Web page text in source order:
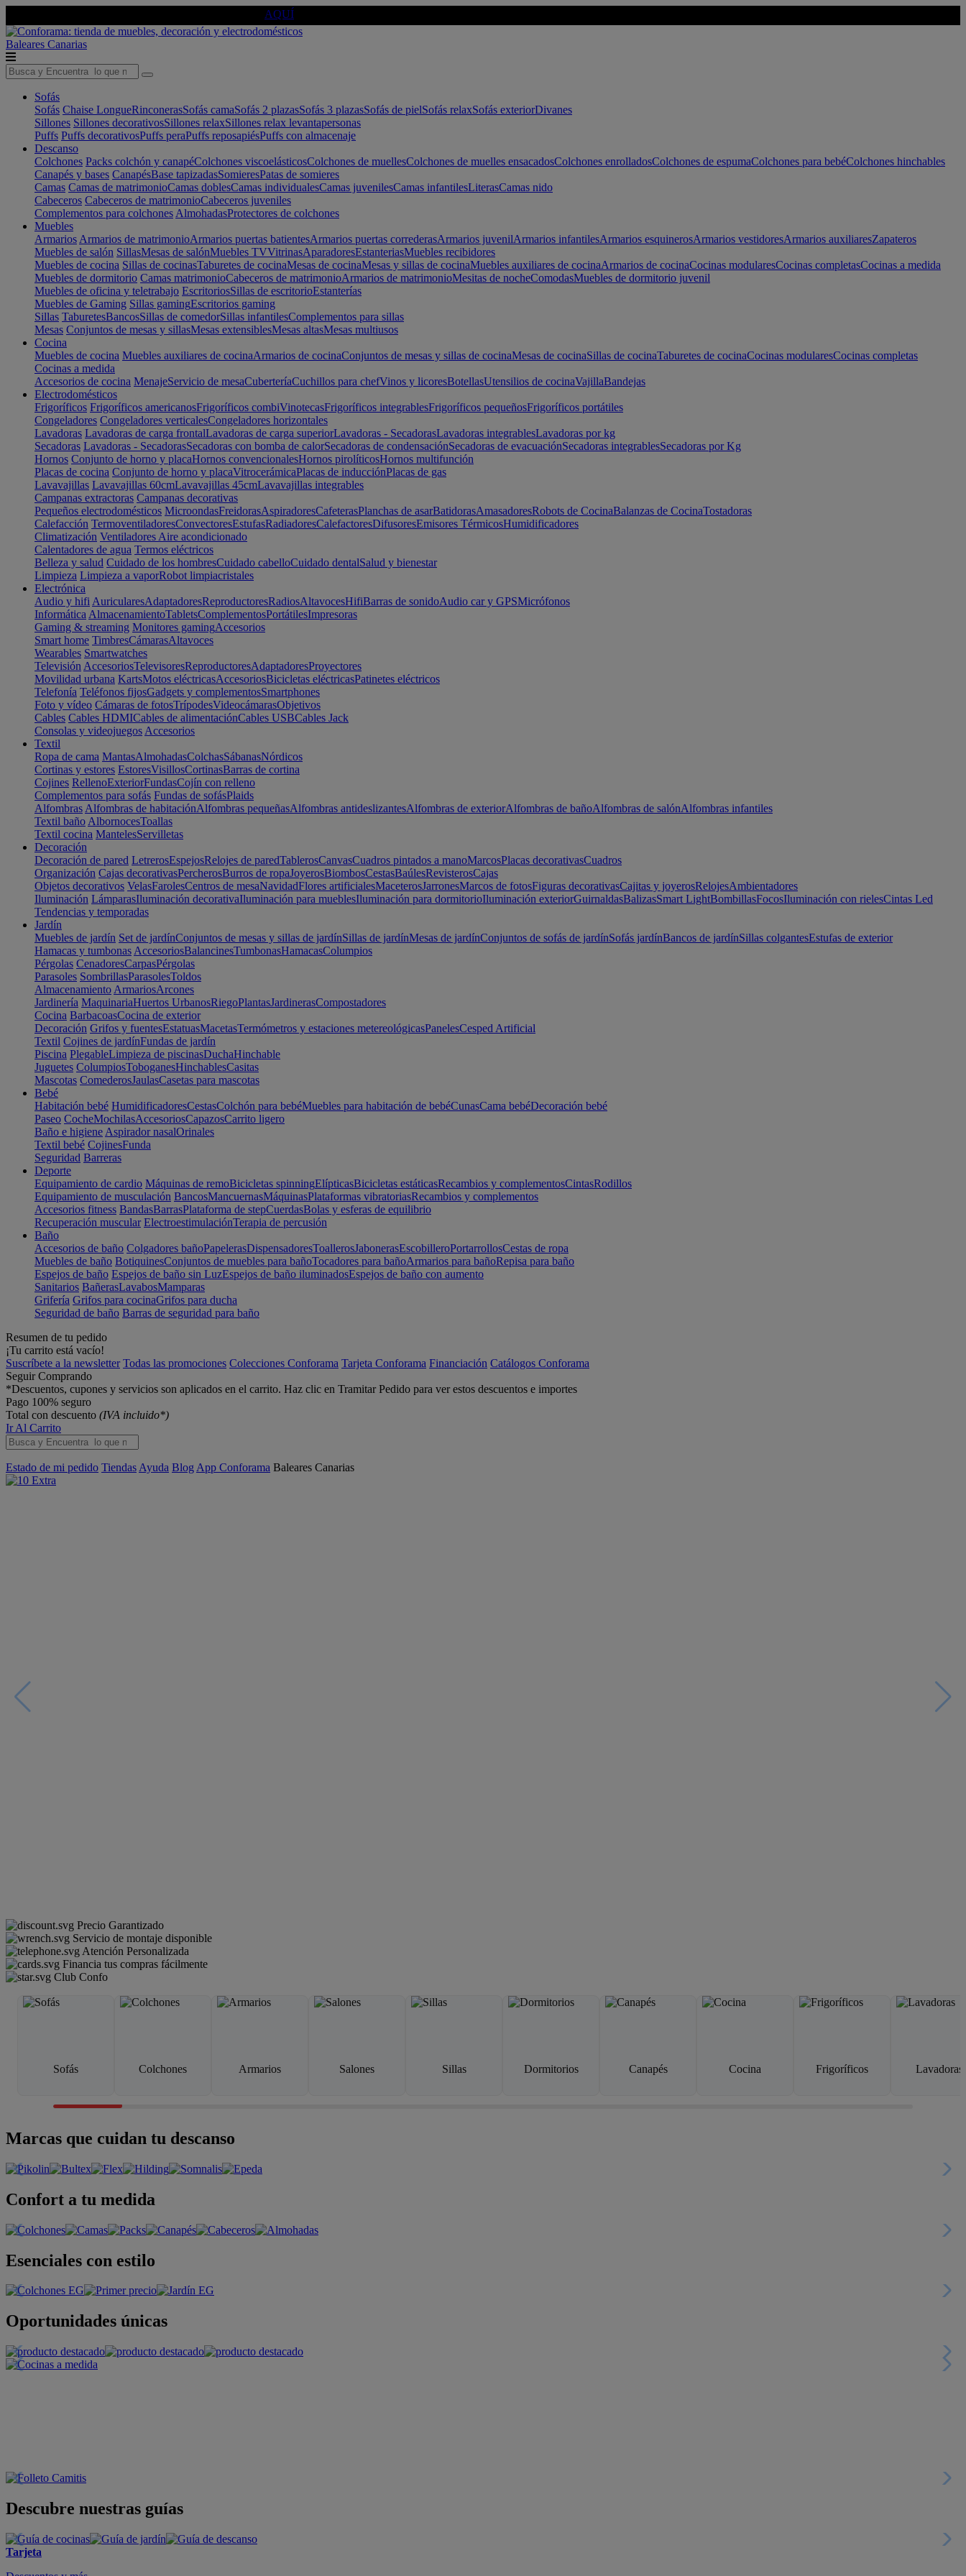
AQUÍ
Baleares Canarias
Sofás
Sofás Chaise LongueRinconerasSofás camaSofás 2 plazasSofás 3 plazasSofás de pielSofás relaxSofás exteriorDivanes
Sillones Sillones decorativosSillones relaxSillones relax levantapersonas
Puffs Puffs decorativosPuffs peraPuffs reposapiésPuffs con almacenaje
Descanso
Colchones Packs colchón y canapéColchones viscoelásticosColchones de muellesColchones de muelles ensacadosColchones enrolladosColchones de espumaColchones para bebéColchones hinchables
Canapés y bases CanapésBase tapizadasSomieresPatas de somieres
Camas Camas de matrimonioCamas doblesCamas individualesCamas juvenilesCamas infantilesLiterasCamas nido
Cabeceros Cabeceros de matrimonioCabeceros juveniles
Complementos para colchones AlmohadasProtectores de colchones
Muebles
Armarios Armarios de matrimonioArmarios puertas batientesArmarios puertas correderasArmarios juvenilArmarios infantilesArmarios esquinerosArmarios vestidoresArmarios auxiliaresZapateros
Muebles de salón SillasMesas de salónMuebles TVVitrinasAparadoresEstanteriasMuebles recibidores
Muebles de cocina Sillas de cocinasTaburetes de cocinaMesas de cocinaMesas y sillas de cocinaMuebles auxiliares de cocinaArmarios de cocinaCocinas modularesCocinas completasCocinas a medida
Muebles de dormitorio Camas matrimonioCabeceros de matrimonioArmarios de matrimonioMesitas de nocheComodasMuebles de dormitorio juvenil
Muebles de oficina y teletrabajo EscritoriosSillas de escritorioEstanterías
Muebles de Gaming Sillas gamingEscritorios gaming
Sillas TaburetesBancosSillas de comedorSillas infantilesComplementos para sillas
Mesas Conjuntos de mesas y sillasMesas extensiblesMesas altasMesas multiusos
Cocina
Muebles de cocina Muebles auxiliares de cocinaArmarios de cocinaConjuntos de mesas y sillas de cocinaMesas de cocinaSillas de cocinaTaburetes de cocinaCocinas modularesCocinas completas
Cocinas a medida
Accesorios de cocina MenajeServicio de mesaCuberteríaCuchillos para chefVinos y licoresBotellasUtensilios de cocinaVajillaBandejas
Electrodomésticos
Frigoríficos Frigoríficos americanosFrigoríficos combiVinotecasFrigoríficos integrablesFrigoríficos pequeñosFrigoríficos portátiles
Congeladores Congeladores verticalesCongeladores horizontales
Lavadoras Lavadoras de carga frontalLavadoras de carga superiorLavadoras - SecadorasLavadoras integrablesLavadoras por kg
Secadoras Lavadoras - SecadorasSecadoras con bomba de calorSecadoras de condensaciónSecadoras de evacuaciónSecadoras integrablesSecadoras por Kg
Hornos Conjunto de horno y placaHornos convencionalesHornos pirolíticosHornos multifunción
Placas de cocina Conjunto de horno y placaVitrocerámicaPlacas de inducciónPlacas de gas
Lavavajillas Lavavajillas 60cmLavavajillas 45cmLavavajillas integrables
Campanas extractoras Campanas decorativas
Pequeños electrodomésticos MicroondasFreidorasAspiradoresCafeterasPlanchas de asarBatidorasAmasadoresRobots de CocinaBalanzas de CocinaTostadoras
Calefacción TermoventiladoresConvectoresEstufasRadiadoresCalefactoresDifusoresEmisores TérmicosHumidificadores
Climatización Ventiladores Aire acondicionado
Calentadores de agua Termos eléctricos
Belleza y salud Cuidado de los hombresCuidado cabelloCuidado dentalSalud y bienestar
Limpieza Limpieza a vaporRobot limpiacristales
Electrónica
Audio y hifi AuricularesAdaptadoresReproductoresRadiosAltavocesHifiBarras de sonidoAudio car y GPSMicrófonos
Informática AlmacenamientoTabletsComplementosPortátilesImpresoras
Gaming & streaming Monitores gamingAccesorios
Smart home TimbresCámarasAltavoces
Wearables Smartwatches
Televisión AccesoriosTelevisoresReproductoresAdaptadoresProyectores
Movilidad urbana KartsMotos eléctricasAccesoriosBicicletas eléctricasPatinetes eléctricos
Telefonía Teléfonos fijosGadgets y complementosSmartphones
Foto y vídeo Cámaras de fotosTrípodesVideocámarasObjetivos
Cables Cables HDMICables de alimentaciónCables USBCables Jack
Consolas y videojuegos Accesorios
Textil
Ropa de cama MantasAlmohadasColchasSábanasNórdicos
Cortinas y estores EstoresVisillosCortinasBarras de cortina
Cojines RellenoExteriorFundasCojín con relleno
Complementos para sofás Fundas de sofásPlaids
Alfombras Alfombras de habitaciónAlfombras pequeñasAlfombras antideslizantesAlfombras de exteriorAlfombras de bañoAlfombras de salónAlfombras infantiles
Textil baño AlbornocesToallas
Textil cocina MantelesServilletas
Decoración
Decoración de pared LetrerosEspejosRelojes de paredTablerosCanvasCuadros pintados a manoMarcosPlacas decorativasCuadros
Organización Cajas decorativasPercherosBurros de ropaJoyerosBiombosCestasBaúlesRevisterosCajas
Objetos decorativos VelasFarolesCentros de mesaNavidadFlores artificialesMaceterosJarronesMarcos de fotosFiguras decorativasCajitas y joyerosRelojesAmbientadores
Iluminación LámparasIluminación decorativaIluminación para mueblesIluminación para dormitorioIluminación exteriorGuirnaldasBalizasSmart LightBombillasFocosIluminación con rielesCintas Led
Tendencias y temporadas
Jardín
Muebles de jardín Set de jardínConjuntos de mesas y sillas de jardínSillas de jardínMesas de jardínConjuntos de sofás de jardínSofás jardínBancos de jardínSillas colgantesEstufas de exterior
Hamacas y tumbonas AccesoriosBalancinesTumbonasHamacasColumpios
Pérgolas CenadoresCarpasPérgolas
Parasoles SombrillasParasolesToldos
Almacenamiento ArmariosArcones
Jardinería MaquinariaHuertos UrbanosRiegoPlantasJardinerasCompostadores
Cocina BarbacoasCocina de exterior
Decoración Grifos y fuentesEstatuasMacetasTermómetros y estaciones metereológicasPanelesCesped Artificial
Textil Cojines de jardínFundas de jardín
Piscina PlegableLimpieza de piscinasDuchaHinchable
Juguetes ColumpiosToboganesHinchablesCasitas
Mascotas ComederosJaulasCasetas para mascotas
Bebé
Habitación bebé HumidificadoresCestasColchón para bebéMuebles para habitación de bebéCunasCama bebéDecoración bebé
Paseo CocheMochilasAccesoriosCapazosCarrito ligero
Baño e higiene Aspirador nasalOrinales
Textil bebé CojinesFunda
Seguridad Barreras
Deporte
Equipamiento de cardio Máquinas de remoBicicletas spinningElípticasBicicletas estáticasRecambios y complementosCintasRodillos
Equipamiento de musculación BancosMancuernasMáquinasPlataformas vibratoriasRecambios y complementos
Accesorios fitness BandasBarrasPlataforma de stepCuerdasBolas y esferas de equilibrio
Recuperación muscular ElectroestimulaciónTerapia de percusión
Baño
Accesorios de baño Colgadores bañoPapelerasDispensadoresToallerosJabonerasEscobilleroPortarrollosCestas de ropa
Muebles de baño BotiquinesConjuntos de muebles para bañoTocadores para bañoArmarios para bañoRepisa para baño
Espejos de baño Espejos de baño sin LuzEspejos de baño iluminadosEspejos de baño con aumento
Sanitarios BañerasLavabosMamparas
Grifería Grifos para cocinaGrifos para ducha
Seguridad de baño Barras de seguridad para baño
Resumen de tu pedido
¡Tu carrito está vacío!
Suscríbete a la newsletter Todas las promociones Colecciones Conforama Tarjeta Conforama Financiación Catálogos Conforama
Seguir Comprando
*Descuentos, cupones y servicios son aplicados en el carrito. Haz clic en Tramitar Pedido para ver estos descuentos e importes
Pago 100% seguro
Total con descuento (IVA incluido*)
Ir Al Carrito
Estado de mi pedido Tiendas Ayuda Blog App Conforama Baleares Canarias
Precio Garantizado
Servicio de montaje disponible
Atención Personalizada
Financia tus compras fácilmente
Club Confo
Sofás Colchones Armarios Salones Sillas Dormitorios Canapés Cocina Frigoríficos Lavadoras
Marcas que cuidan tu descanso
Confort a tu medida
Esenciales con estilo
Oportunidades únicas
Descubre nuestras guías
Tarjeta